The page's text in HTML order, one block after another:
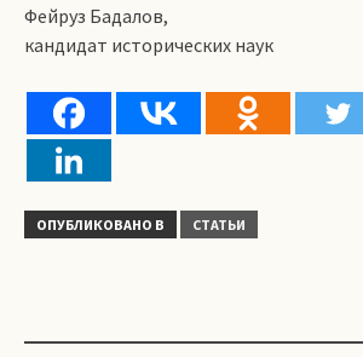
Фейруз Бадалов,
кандидат исторических наук
ОПУБЛИКОВАНО В СТАТЬИ